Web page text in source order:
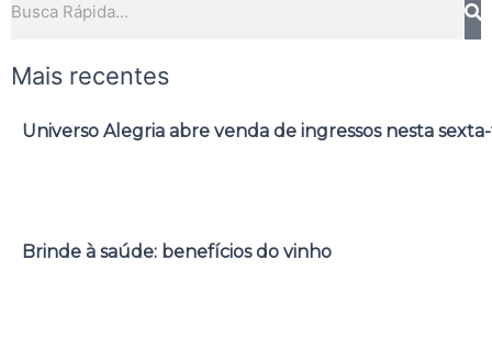
Mais recentes
Universo Alegria abre venda de ingressos nesta
Brinde à saúde: benefícios do vinho